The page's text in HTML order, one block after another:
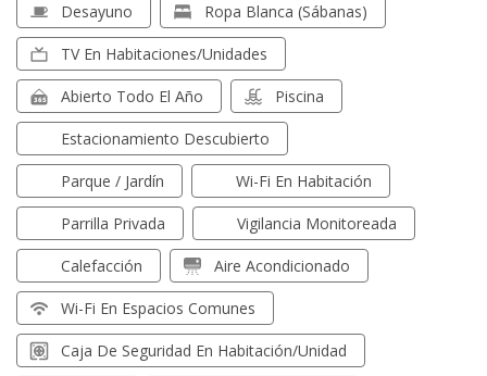
Desayuno Ropa Blanca (sábanas)
TV En Habitaciones/unidades
Abierto Todo El Año Piscina
Estacionamiento Descubierto
Parque / Jardín Wi-Fi En Habitación
Parrilla Privada Vigilancia Monitoreada
Calefacción Aire Acondicionado
Wi-Fi En Espacios Comunes
Caja De Seguridad En Habitación/unidad